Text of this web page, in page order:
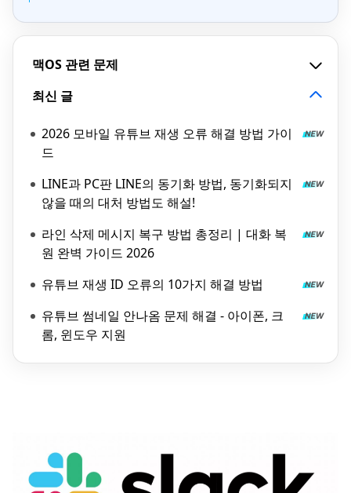
맥OS 관련 문제
최신 글
2026 모바일 유튜브 재생 오류 해결 방법 가이
드
LINE과 PC판 LINE의 동기화 방법, 동기화되지
않을 때의 대처 방법도 해설!
라인 삭제 메시지 복구 방법 총정리 | 대화 복
원 완벽 가이드 2026
유튜브 재생 ID 오류의 10가지 해결 방법
유튜브 썸네일 안나옴 문제 해결 - 아이폰, 크
롬, 윈도우 지원